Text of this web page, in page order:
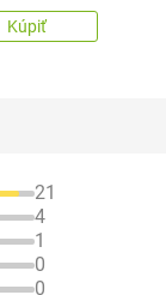
Kúpiť
21
4
1
0
0